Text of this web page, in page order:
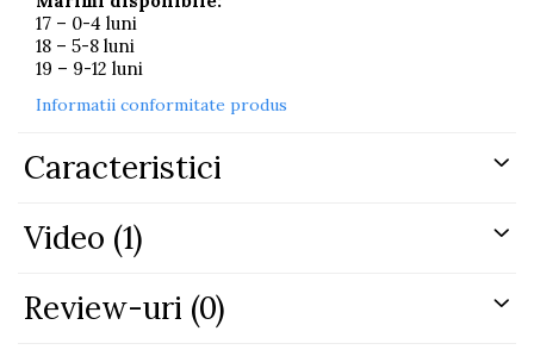
17 – 0-4 luni
18 – 5-8 luni
19 – 9-12 luni
Informatii conformitate produs
Caracteristici
Video (1)
Review-uri (0)